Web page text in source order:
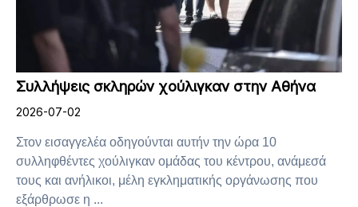
Συλλήψεις σκληρών χούλιγκαν στην Αθήνα
2026-07-02
Στον εισαγγελέα οδηγούνται αυτήν την ώρα 10
συλληφθέντες χούλιγκαν ομάδας του κέντρου, ανάμεσά
τους και ανήλικοι, μέλη εγκληματικής οργάνωσης που
εξάρθρωσε η ...